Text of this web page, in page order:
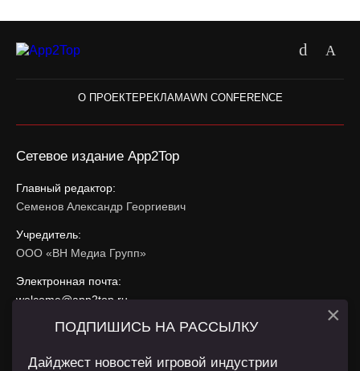
О ПРОЕКТЕРЕКЛАМАWN CONFERENCE
Сетевое издание App2Top
Главный редактор:
Семенов Александр Георгиевич
Учредитель:
ООО «ВН Медиа Групп»
Электронная почта:
welcome@app2top.ru
При использовании материалов активная ссылка на
ПОДПИШИСЬ НА РАССЫЛКУ
Дайджест новостей игровой индустрии
×